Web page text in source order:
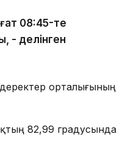
08:45-те
- делінген
орталығының
82,99 градусында